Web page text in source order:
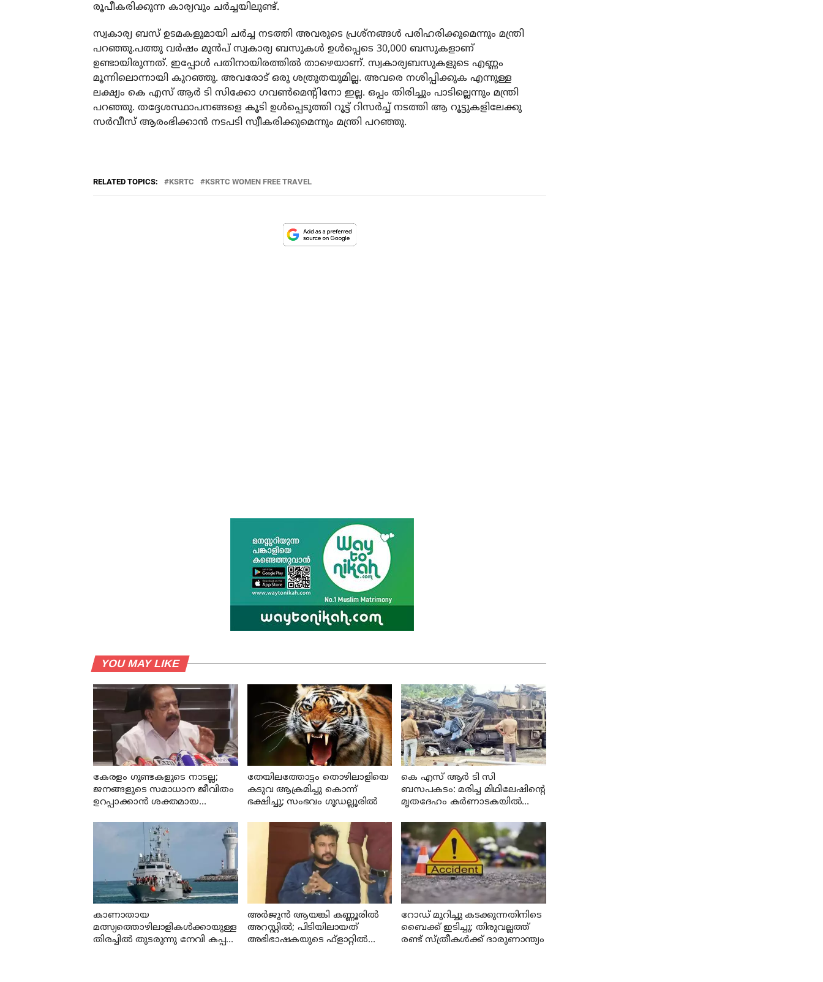
രൂപീകരിക്കുന്ന കാര്യവും ചര്‍ച്ചയിലുണ്ട്.
സ്വകാര്യ ബസ് ഉടമകളുമായി ചര്‍ച്ച നടത്തി അവരുടെ പ്രശ്‌നങ്ങള്‍ പരിഹരിക്കുമെന്നും മന്ത്രി
പറഞ്ഞു.പത്തു വര്‍ഷം മുന്‍പ് സ്വകാര്യ ബസുകള്‍ ഉള്‍പ്പെടെ 30,000 ബസുകളാണ്
ഉണ്ടായിരുന്നത്. ഇപ്പോള്‍ പതിനായിരത്തില്‍ താഴെയാണ്. സ്വകാര്യബസുകളുടെ എണ്ണം
മൂന്നിലൊന്നായി കുറഞ്ഞു. അവരോട് ഒരു ശത്രുതയുമില്ല. അവരെ നശിപ്പിക്കുക എന്നുള്ള
ലക്ഷ്യം കെ എസ് ആര്‍ ടി സിക്കോ ഗവണ്‍മെന്റിനോ ഇല്ല. ഒപ്പം തിരിച്ചും പാടില്ലെന്നും മന്ത്രി
പറഞ്ഞു. തദ്ദേശസ്ഥാപനങ്ങളെ കൂടി ഉള്‍പ്പെടുത്തി റൂട്ട് റിസര്‍ച്ച് നടത്തി ആ റൂട്ടുകളിലേക്കു
സര്‍വീസ് ആരംഭിക്കാന്‍ നടപടി സ്വീകരിക്കുമെന്നും മന്ത്രി പറഞ്ഞു.
RELATED TOPICS: KSRTC KSRTC WOMEN FREE TRAVEL
YOU MAY LIKE
കേരളം ഗുണ്ടകളുടെ നാടല്ല;
ജനങ്ങളുടെ സമാധാന ജീവിതം
ഉറപ്പാക്കാന്‍ ശക്തമായ
തേയിലത്തോട്ടം തൊഴിലാളിയെ
കടുവ ആക്രമിച്ചു കൊന്ന്
ഭക്ഷിച്ചു; സംഭവം ഗൂഡല്ലൂരില്‍
കെ എസ് ആര്‍ ടി സി
ബസപകടം: മരിച്ച മിഥിലേഷിന്റെ
മൃതദേഹം കര്‍ണാടകയില്‍
കാണാതായ
മത്സ്യത്തൊഴിലാളികള്‍ക്കായുള്ള
തിരച്ചില്‍ തുടരുന്നു നേവി കപ്പല്‍
അര്‍ജുന്‍ ആയങ്കി കണ്ണൂരില്‍
അറസ്റ്റില്‍; പിടിയിലായത്
അഭിഭാഷകയുടെ ഫ്‌ളാറ്റില്‍
റോഡ് മുറിച്ചു കടക്കുന്നതിനിടെ
ബൈക്ക് ഇടിച്ചു; തിരുവല്ലത്ത്
രണ്ട് സ്ത്രീകള്‍ക്ക് ദാരുണാന്ത്യം